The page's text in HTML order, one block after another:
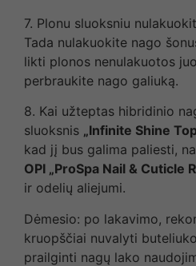
7. Plonu sluoksniu
Tada nulakuokite nago
likti plonos nenulakuotos
perbraukite nago galiuką.
8. Kai užteptas hibridinio
sluoksnis „Infinite Shine
kad jį bus galima paliesti,
OPI „ProSpa Nail & Cuticle
ir odelių aliejumi.
Dėmesio: po lakavimo,
kruopščiai nuvalyti
prailginti nagų lako